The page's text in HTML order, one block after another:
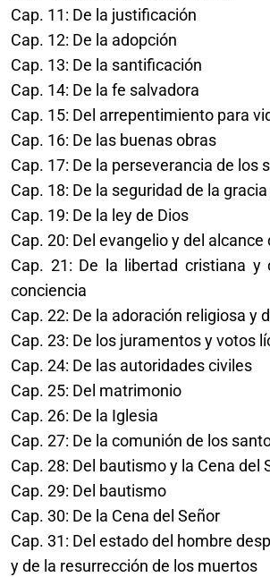
Cap. 11: De la justificación
Cap. 12: De la adopción
Cap. 13: De la santificación
Cap. 14: De la fe salvadora
Cap. 15: Del arrepentimiento para
Cap. 16: De las buenas obras
Cap. 17: De la perseverancia de los
Cap. 18: De la seguridad de la
Cap. 19: De la ley de Dios
Cap. 20: Del evangelio y del alcance
Cap. 21: De la libertad cristiana y
conciencia
Cap. 22: De la adoración religiosa y
Cap. 23: De los juramentos y votos
Cap. 24: De las autoridades civiles
Cap. 25: Del matrimonio
Cap. 26: De la Iglesia
Cap. 27: De la comunión de los
Cap. 28: Del bautismo y la Cena del
Cap. 29: Del bautismo
Cap. 30: De la Cena del Señor
Cap. 31: Del estado del hombre
y de la resurrección de los muertos